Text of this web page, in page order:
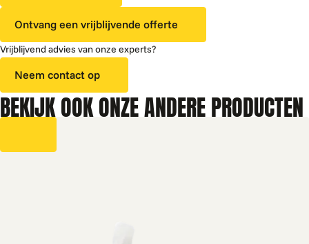
(6
aantal
Ontvang een vrijblijvende offerte
Vrijblijvend advies van onze experts?
Neem contact op
BEKIJK OOK ONZE ANDERE PRODUCTEN